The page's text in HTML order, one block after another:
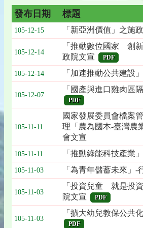
年度
發布日期 標題
105-12-15 「新亞洲價值」之施
105-12-14
「推動數位國家 創
政院文宣
PDF
105-12-14 「加速推動公共建設
105-12-07
「國產與進口雞肉區
PDF
105-11-11
國家發展委員會檔案
理「農為國本-臺灣農
會文宣
105-11-11 「推動綠能科技產業
105-11-03 「為青年儲蓄未來」-
105-11-03
「投資兒童 就是投
院文宣
PDF
105-11-03
「擴大幼兒教保公共
PDF